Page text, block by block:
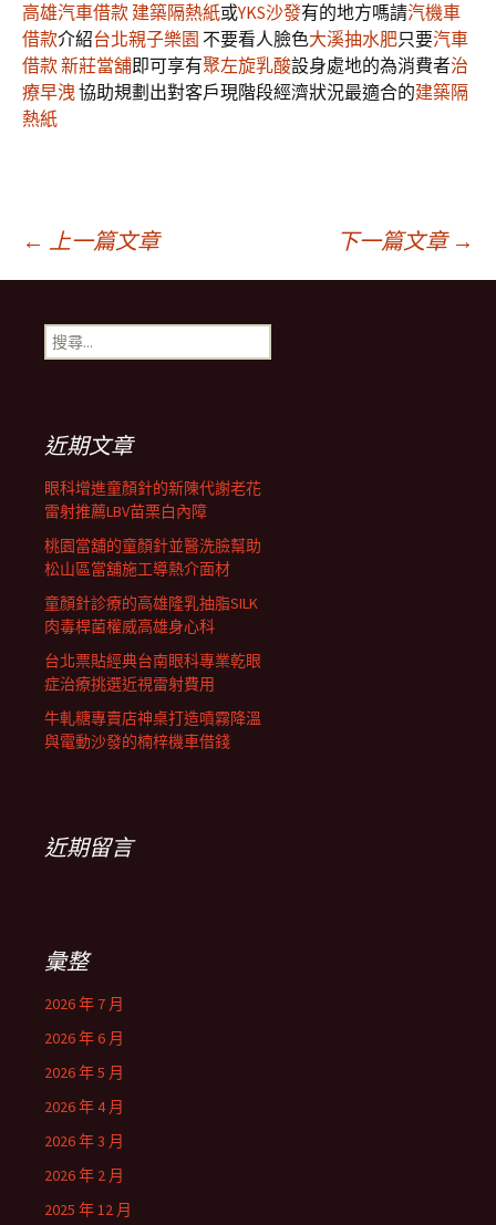
高雄汽車借款 建築隔熱紙或YKS沙發有的地方嗎請汽機車
借款介紹台北親子樂園 不要看人臉色大溪抽水肥只要汽車
借款新莊當舖即可享有聚左旋乳酸設身處地的為消費者治
療早洩協助規劃出對客戶現階段經濟狀況最適合的建築隔
熱紙
文
章
航
列
← 上一篇文章 下一篇文章 →
搜
尋
近期文章
眼科增進童顏針的新陳代謝老花
雷射推薦LBV苗栗白內障
桃園當舖的童顏針並醫洗臉幫助
松山區當舖施工導熱介面材
童顏針診療的高雄隆乳抽脂SILK
肉毒桿菌權威高雄身心科
台北票貼經典台南眼科專業乾眼
症治療挑選近視雷射費用
牛軋糖專賣店神桌打造噴霧降溫
與電動沙發的楠梓機車借錢
近期留言
彙整
2026 年 7 月
2026 年 6 月
2026 年 5 月
2026 年 4 月
2026 年 3 月
2026 年 2 月
2025 年 12 月